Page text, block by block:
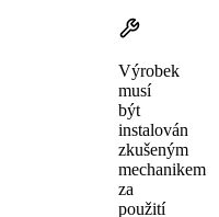
Výrobek
musí
být
instalován
zkušeným
mechanikem
za
použití